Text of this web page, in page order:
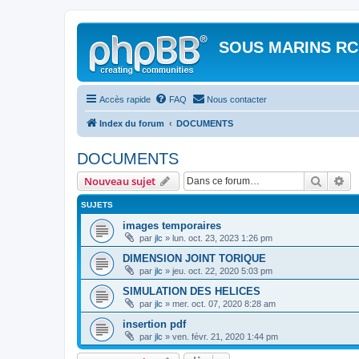
SOUS MARINS RC
Accès rapide FAQ Nous contacter
Index du forum DOCUMENTS
DOCUMENTS
Nouveau sujet
SUJETS
images temporaires
par jlc » lun. oct. 23, 2023 1:26 pm
DIMENSION JOINT TORIQUE
par jlc » jeu. oct. 22, 2020 5:03 pm
SIMULATION DES HELICES
par jlc » mer. oct. 07, 2020 8:28 am
insertion pdf
par jlc » ven. févr. 21, 2020 1:44 pm